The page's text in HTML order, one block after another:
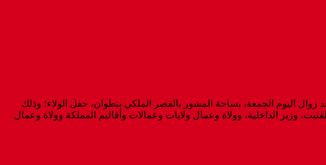
اليوم الجمعة، بساحة المشور بالقصر الملكي بتطوان، حفل الولاء؛ وذلك
وزير الداخلية، وولاة وعمال ولايات وعمالات وأقاليم المملكة وولاة وعمال